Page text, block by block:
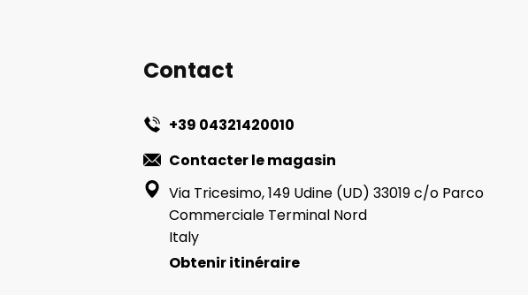
Contact
+39 04321420010
Contacter le magasin
Via Tricesimo, 149 Udine (UD) 33019 c/o Parco
Commerciale Terminal Nord
Italy
Obtenir itinéraire